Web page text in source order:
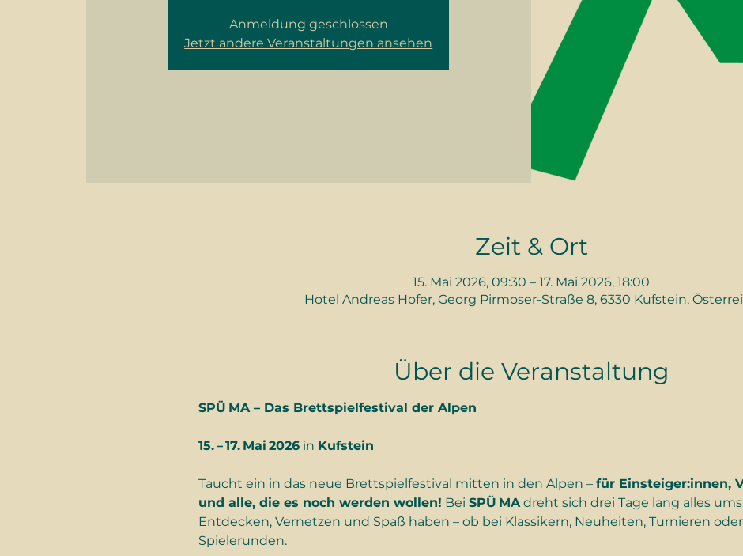
Anmeldung geschlossen
Jetzt andere Veranstaltungen ansehen
Zeit & Ort
15. Mai 2026, 09:30 – 17. Mai 2026, 18:00
Hotel Andreas Hofer, Georg Pirmoser-Straße 8, 6330 Kufstein,
Über die Veranstaltung
SPÜ MA – Das Brettspielfestival der Alpen
15. – 17. Mai 2026 in Kufstein
Taucht ein in das neue Brettspielfestival mitten in den Alpen – für Einsteiger:innen,
und alle, die es noch werden wollen! Bei SPÜ MA dreht sich drei Tage lang alles
Entdecken, Vernetzen und Spaß haben – ob bei Klassikern, Neuheiten, Turnieren
Spielerunden.